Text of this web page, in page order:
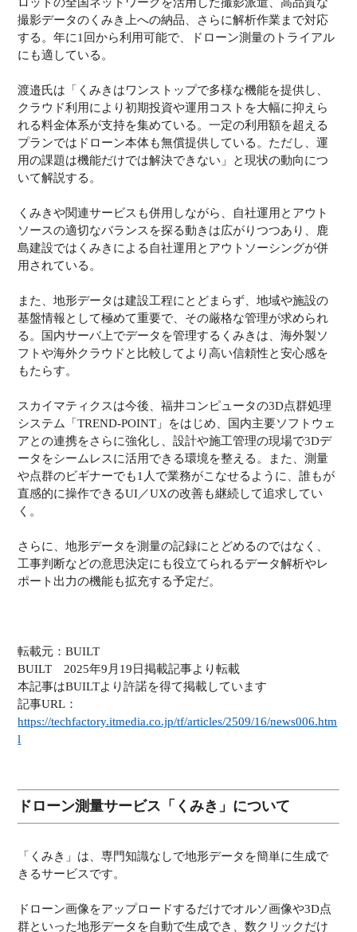
ロットの全国ネットワークを活用した撮影派遣、高品質な
撮影データのくみき上への納品、さらに解析作業まで対応
する。年に1回から利用可能で、ドローン測量のトライアル
にも適している。
渡邉氏は「くみきはワンストップで多様な機能を提供し、
クラウド利用により初期投資や運用コストを大幅に抑えら
れる料金体系が支持を集めている。一定の利用額を超える
プランではドローン本体も無償提供している。ただし、運
用の課題は機能だけでは解決できない」と現状の動向につ
いて解説する。
くみきや関連サービスも併用しながら、自社運用とアウト
ソースの適切なバランスを探る動きは広がりつつあり、鹿
島建設ではくみきによる自社運用とアウトソーシングが併
用されている。
また、地形データは建設工程にとどまらず、地域や施設の
基盤情報として極めて重要で、その厳格な管理が求められ
る。国内サーバ上でデータを管理するくみきは、海外製ソ
フトや海外クラウドと比較してより高い信頼性と安心感を
もたらす。
スカイマティクスは今後、福井コンピュータの3D点群処理
システム「TREND-POINT」をはじめ、国内主要ソフトウェ
アとの連携をさらに強化し、設計や施工管理の現場で3Dデ
ータをシームレスに活用できる環境を整える。また、測量
や点群のビギナーでも1人で業務がこなせるように、誰もが
直感的に操作できるUI／UXの改善も継続して追求してい
く。
さらに、地形データを測量の記録にとどめるのではなく、
工事判断などの意思決定にも役立てられるデータ解析やレ
ポート出力の機能も拡充する予定だ。
転載元：BUILT
BUILT 2025年9月19日掲載記事より転載
本記事はBUILTより許諾を得て掲載しています
記事URL：
https://techfactory.itmedia.co.jp/tf/articles/2509/16/news006.htm
l
ドローン測量サービス「くみき」について
「くみき」は、専門知識なしで地形データを簡単に生成で
きるサービスです。
ドローン画像をアップロードするだけでオルソ画像や3D点
群といった地形データを自動で生成でき、数クリックだけ